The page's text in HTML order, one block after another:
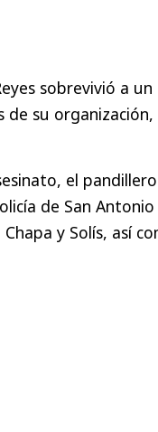
sobrevivió a
de su
el
de San
y Solís, así